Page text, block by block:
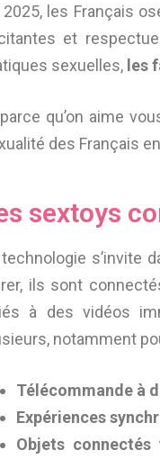
2025, les Français
et
sexuelles, les
qu’on aime
des Français
sextoys
technologie s’invite
ils sont
à des vidéos
notamment
Télécommande à
Expériences
Objets connectés